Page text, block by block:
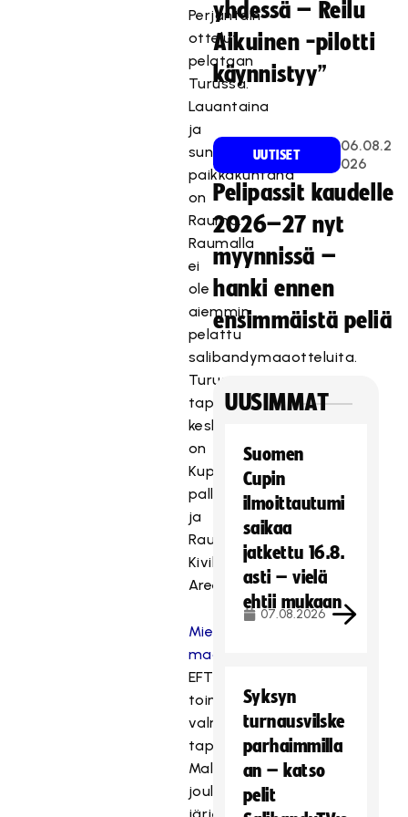
Perjantain
ottelut
pelataan
Turussa.
Lauantaina
ja
sunnuntaina
paikkakuntana
on
Rauma.
Raumalla
ei
ole
aiemmin
pelattu
salibandymaaotteluita.
Turussa
tapahtumien
keskipisteenä
on
Kupittaan
palloiluhalli
ja
Raumalla
Kivikylän
Areena.
Miesten
maajoukkueelle
EFT
toimii
valmistavana
tapahtumana
Malmössä
joulukuussa
yhdessä – Reilu
Aikuinen -pilotti
käynnistyy”
UUTISET
06.08.2
026
Pelipassit kaudelle
2026–27 nyt
myynnissä –
hanki ennen
ensimmäistä peliä
UUSIMMAT
Suomen
Cupin
ilmoittautumi
saikaa
jatkettu 16.8.
asti – vielä
ehtii mukaan
07.08.2026
Syksyn
turnausvilske
parhaimmilla
an – katso
pelit